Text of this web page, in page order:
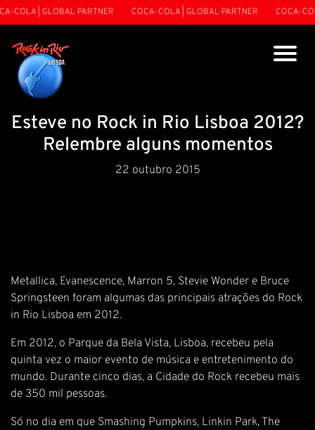
COLA | GLOBAL PARTNER COCA-COLA | GLOBAL PARTNER COCA-
Esteve no Rock in Rio Lisboa 2012?
Relembre alguns momentos
22 outubro 2015
Metallica, Evanescence, Marron 5, Stevie Wonder e Bruce
Springsteen foram algumas das principais atrações do Rock
in Rio Lisboa em 2012.
Em 2012, o Parque da Bela Vista, Lisboa, recebeu pela
quinta vez o maior evento de música e entretenimento do
mundo. Durante cinco dias, a Cidade do Rock recebeu mais
de 350 mil pessoas.
Só no dia em que Smashing Pumpkins, Linkin Park, The